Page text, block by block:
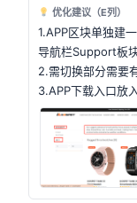
优化建议（E列）
1.APP区块单独建
导航栏Support板
2.需切换部分需要
3.APP下载入口放